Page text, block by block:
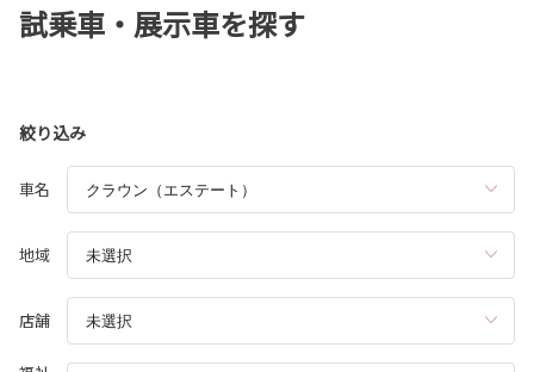
試乗車・展示車を探す
絞り込み
車名
地域
店舗